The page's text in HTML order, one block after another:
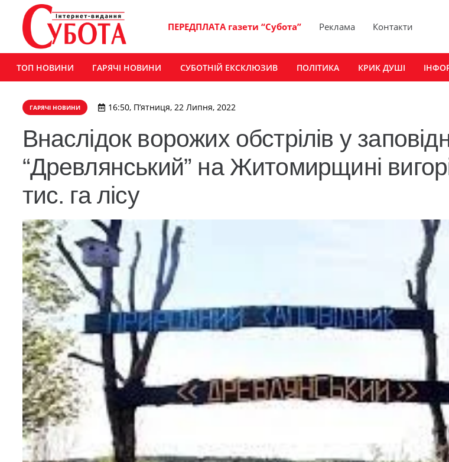
ПЕРЕДПЛАТА газети “Субота” Реклама Контакти
ТОП НОВИНИ ГАРЯЧІ НОВИНИ СУБОТНІЙ ЕКСКЛЮЗИВ ПОЛІТИКА КРИК ДУШІ
ГАРЯЧІ НОВИНИ 16:50, П’ятниця, 22 Липня, 2022
Внаслідок ворожих обстрілів у
“Древлянський” на Житомирщині
тис. га лісу